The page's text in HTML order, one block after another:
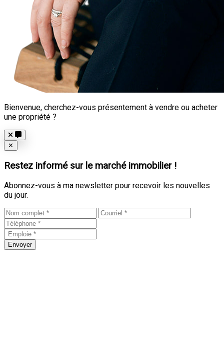
Bienvenue, cherchez-vous présentement à vendre ou acheter
une propriété ?
Close
✕
Restez informé sur le marché immobilier !
Abonnez-vous à ma newsletter pour recevoir les nouvelles
du jour.
Envoyer